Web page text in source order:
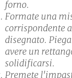
forno.
Formate una
corrispondente
disegnato.
avere un
solidificarsi.
Premete